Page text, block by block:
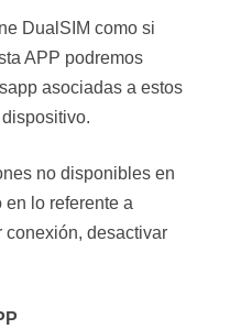
DualSIM como si
APP podremos
asociadas a estos
no disponibles en
lo referente a
conexión, desactivar